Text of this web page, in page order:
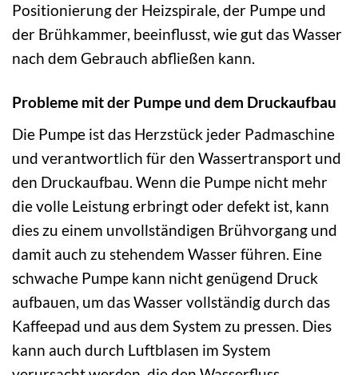
Positionierung der Heizspirale, der Pumpe und
der Brühkammer, beeinflusst, wie gut das Wasser
nach dem Gebrauch abfließen kann.
Probleme mit der Pumpe und dem Druckaufbau
Die Pumpe ist das Herzstück jeder Padmaschine
und verantwortlich für den Wassertransport und
den Druckaufbau. Wenn die Pumpe nicht mehr
die volle Leistung erbringt oder defekt ist, kann
dies zu einem unvollständigen Brühvorgang und
damit auch zu stehendem Wasser führen. Eine
schwache Pumpe kann nicht genügend Druck
aufbauen, um das Wasser vollständig durch das
Kaffeepad und aus dem System zu pressen. Dies
kann auch durch Luftblasen im System